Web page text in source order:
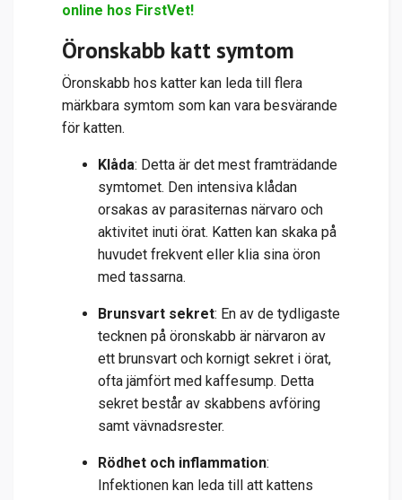
online hos FirstVet!
Öronskabb katt symtom
Öronskabb hos katter kan leda till flera
märkbara symtom som kan vara besvärande
för katten.
Klåda: Detta är det mest framträdande
symtomet. Den intensiva klådan
orsakas av parasiternas närvaro och
aktivitet inuti örat. Katten kan skaka på
huvudet frekvent eller klia sina öron
med tassarna.
Brunsvart sekret: En av de tydligaste
tecknen på öronskabb är närvaron av
ett brunsvart och kornigt sekret i örat,
ofta jämfört med kaffesump. Detta
sekret består av skabbens avföring
samt vävnadsrester.
Rödhet och inflammation:
Infektionen kan leda till att kattens